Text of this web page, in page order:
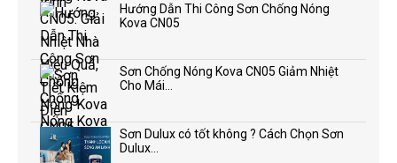
Hướng Dẫn Thi Công Sơn Chống Nóng
Kova CN05
Sơn Chống Nóng Kova CN05 Giảm Nhiệt
Cho Mái...
Sơn Dulux có tốt không ? Cách Chọn Sơn
Dulux...